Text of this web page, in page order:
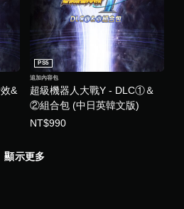
&
超級機器人大戰Y - DLC①＆
②組合包 (中日英韓文版)
PS5
追加內容包
NT$990
顯示更多